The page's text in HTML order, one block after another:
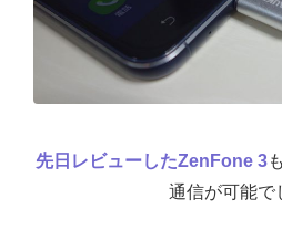
先日レビューしたZenFone 3
通信が可能で